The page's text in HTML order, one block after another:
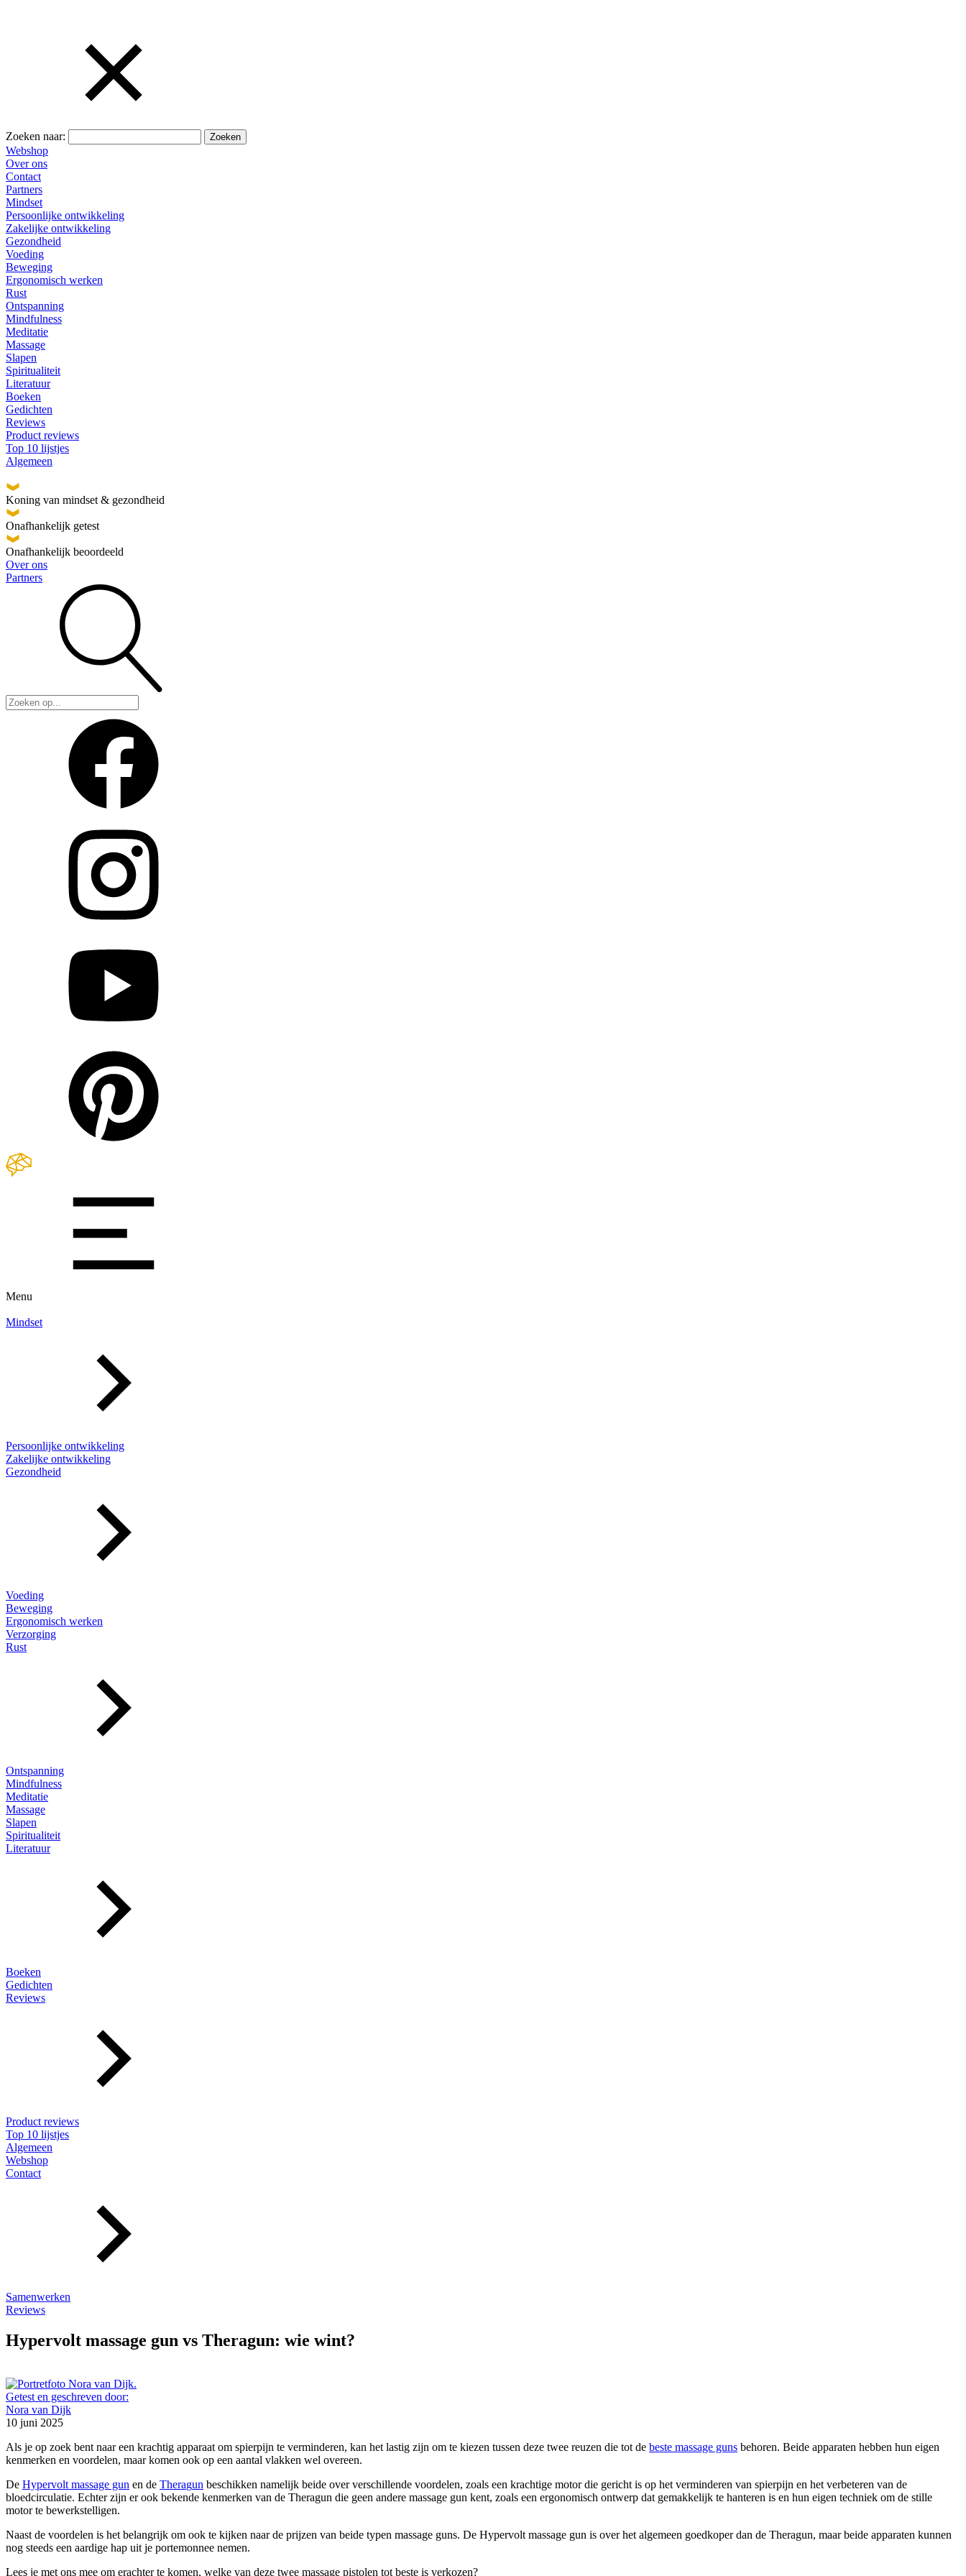
Zoeken naar:
Webshop
Over ons
Contact
Partners
Mindset
Persoonlijke ontwikkeling
Zakelijke ontwikkeling
Gezondheid
Voeding
Beweging
Ergonomisch werken
Rust
Ontspanning
Mindfulness
Meditatie
Massage
Slapen
Spiritualiteit
Literatuur
Boeken
Gedichten
Reviews
Product reviews
Top 10 lijstjes
Algemeen
Koning van mindset & gezondheid
Onafhankelijk getest
Onafhankelijk beoordeeld
Over ons
Partners
Menu
Mindset
Persoonlijke ontwikkeling
Zakelijke ontwikkeling
Gezondheid
Voeding
Beweging
Ergonomisch werken
Verzorging
Rust
Ontspanning
Mindfulness
Meditatie
Massage
Slapen
Spiritualiteit
Literatuur
Boeken
Gedichten
Reviews
Product reviews
Top 10 lijstjes
Algemeen
Webshop
Contact
Samenwerken
Reviews
Hypervolt massage gun vs Theragun: wie wint?
Getest en geschreven door:
Nora van Dijk
10 juni 2025
Als je op zoek bent naar een krachtig apparaat om spierpijn te verminderen, kan het lastig zijn om te kiezen tussen deze twee reuzen die tot de beste massage guns behoren. Beide apparaten hebben hun eigen
kenmerken en voordelen, maar komen ook op een aantal vlakken wel overeen.
De Hypervolt massage gun en de Theragun beschikken namelijk beide over verschillende voordelen, zoals een krachtige motor die gericht is op het verminderen van spierpijn en het verbeteren van de
bloedcirculatie. Echter zijn er ook bekende kenmerken van de Theragun die geen andere massage gun kent, zoals een ergonomisch ontwerp dat gemakkelijk te hanteren is en hun eigen techniek om de stille
motor te bewerkstelligen.
Naast de voordelen is het belangrijk om ook te kijken naar de prijzen van beide typen massage guns. De Hypervolt massage gun is over het algemeen goedkoper dan de Theragun, maar beide apparaten kunnen
nog steeds een aardige hap uit je portemonnee nemen.
Lees je met ons mee om erachter te komen, welke van deze twee massage pistolen tot beste is verkozen?